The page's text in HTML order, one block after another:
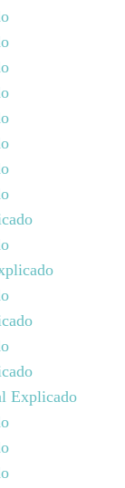
Explicado